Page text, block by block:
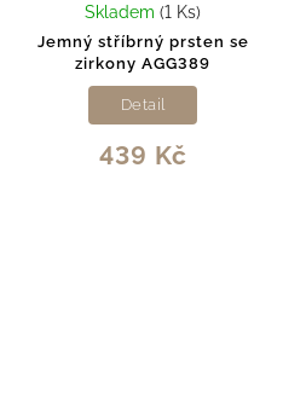
Jemný stříbrný prsten se
zirkony AGG389
Skladem(1 Ks)
439 Kč
Detail